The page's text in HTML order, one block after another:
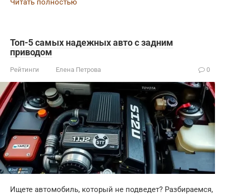
Читать полностью
Топ-5 самых надежных авто с задним
приводом
Рейтинги Елена Петрова 0
Ищете автомобиль, который не подведет? Разбираемся,